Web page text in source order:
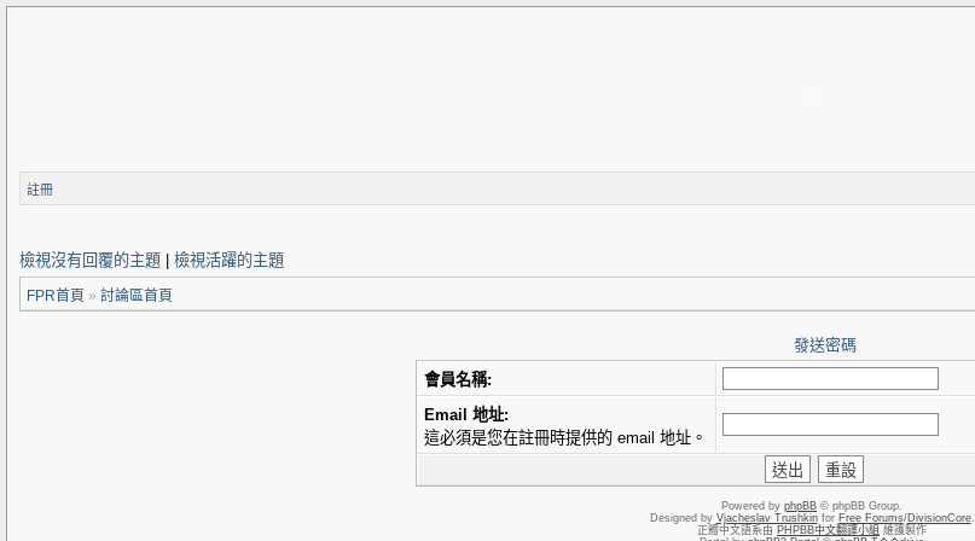
註冊
檢視沒有回覆的主題
檢視活躍的主題
FPR首頁 » 討論區首頁
發送密碼
會員名稱:
Email 地址:
這必須是您在註冊時提供的 email 地址。
Powered by phpBB © phpBB Group.
Designed by Vjacheslav Trushkinfor Free Forums/DivisionCore.
正體中文語系由 PHPBB中文翻譯小組 維護製作